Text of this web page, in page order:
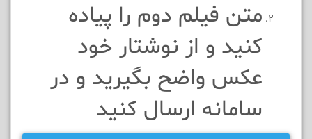
متن فیلم دوم را پیاده
کنيد و از نوشتار خود
عکس واضح بگیرید و در
سامانه ارسال کنيد